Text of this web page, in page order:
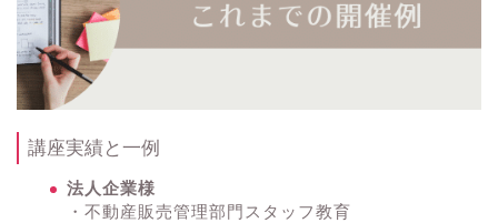
講座実績と一例
法人企業様
・不動産販売管理部門スタッフ教育